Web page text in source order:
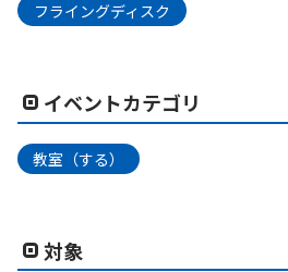
フライングディスク
イベントカテゴリ
教室（する）
対象